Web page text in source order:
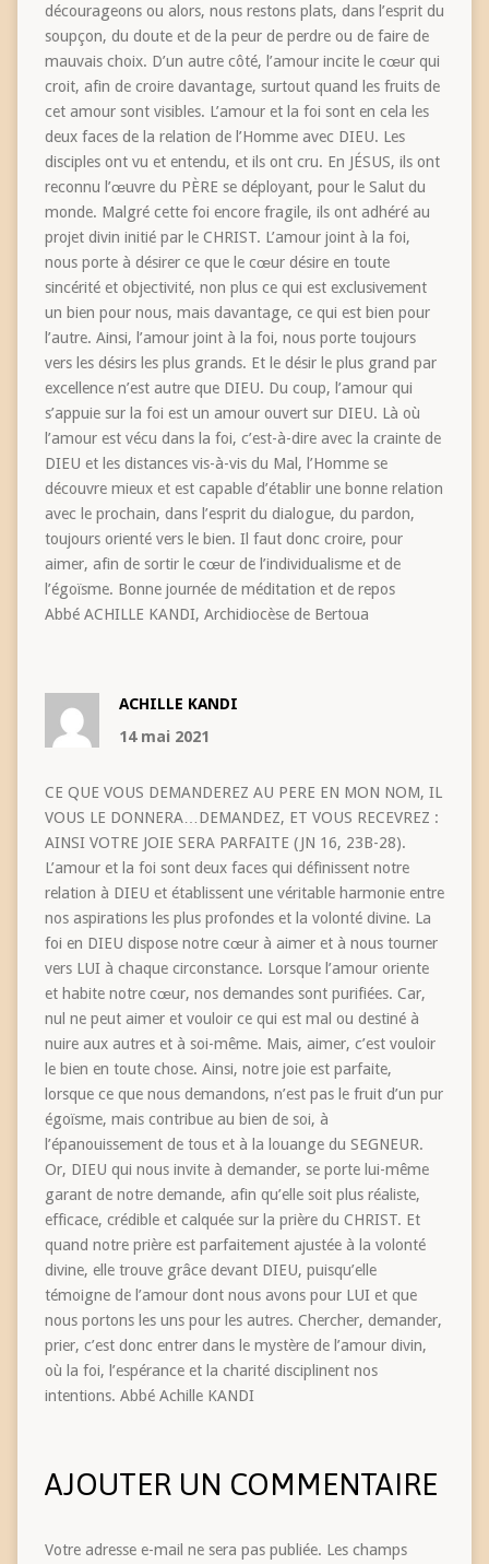
décourageons ou alors, nous restons plats, dans l’esprit du
soupçon, du doute et de la peur de perdre ou de faire de
mauvais choix. D’un autre côté, l’amour incite le cœur qui
croit, afin de croire davantage, surtout quand les fruits de
cet amour sont visibles. L’amour et la foi sont en cela les
deux faces de la relation de l’Homme avec DIEU. Les
disciples ont vu et entendu, et ils ont cru. En JÉSUS, ils ont
reconnu l’œuvre du PÈRE se déployant, pour le Salut du
monde. Malgré cette foi encore fragile, ils ont adhéré au
projet divin initié par le CHRIST. L’amour joint à la foi,
nous porte à désirer ce que le cœur désire en toute
sincérité et objectivité, non plus ce qui est exclusivement
un bien pour nous, mais davantage, ce qui est bien pour
l’autre. Ainsi, l’amour joint à la foi, nous porte toujours
vers les désirs les plus grands. Et le désir le plus grand par
excellence n’est autre que DIEU. Du coup, l’amour qui
s’appuie sur la foi est un amour ouvert sur DIEU. Là où
l’amour est vécu dans la foi, c’est-à-dire avec la crainte de
DIEU et les distances vis-à-vis du Mal, l’Homme se
découvre mieux et est capable d’établir une bonne relation
avec le prochain, dans l’esprit du dialogue, du pardon,
toujours orienté vers le bien. Il faut donc croire, pour
aimer, afin de sortir le cœur de l’individualisme et de
l’égoïsme. Bonne journée de méditation et de repos
Abbé ACHILLE KANDI, Archidiocèse de Bertoua
ACHILLE KANDI
14 mai 2021
CE QUE VOUS DEMANDEREZ AU PERE EN MON NOM, IL
VOUS LE DONNERA…DEMANDEZ, ET VOUS RECEVREZ :
AINSI VOTRE JOIE SERA PARFAITE (JN 16, 23B-28).
L’amour et la foi sont deux faces qui définissent notre
relation à DIEU et établissent une véritable harmonie entre
nos aspirations les plus profondes et la volonté divine. La
foi en DIEU dispose notre cœur à aimer et à nous tourner
vers LUI à chaque circonstance. Lorsque l’amour oriente
et habite notre cœur, nos demandes sont purifiées. Car,
nul ne peut aimer et vouloir ce qui est mal ou destiné à
nuire aux autres et à soi-même. Mais, aimer, c’est vouloir
le bien en toute chose. Ainsi, notre joie est parfaite,
lorsque ce que nous demandons, n’est pas le fruit d’un pur
égoïsme, mais contribue au bien de soi, à
l’épanouissement de tous et à la louange du SEGNEUR.
Or, DIEU qui nous invite à demander, se porte lui-même
garant de notre demande, afin qu’elle soit plus réaliste,
efficace, crédible et calquée sur la prière du CHRIST. Et
quand notre prière est parfaitement ajustée à la volonté
divine, elle trouve grâce devant DIEU, puisqu’elle
témoigne de l’amour dont nous avons pour LUI et que
nous portons les uns pour les autres. Chercher, demander,
prier, c’est donc entrer dans le mystère de l’amour divin,
où la foi, l’espérance et la charité disciplinent nos
intentions. Abbé Achille KANDI
AJOUTER UN COMMENTAIRE
Votre adresse e-mail ne sera pas publiée. Les champs